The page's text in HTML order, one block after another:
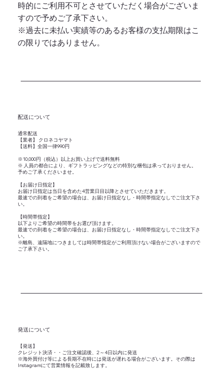
時的にご利用不可とさせていただく場合がございま
すので予めご了承下さい。
※過去に未払い実績等のあるお客様の支払期限はこ
の限りではありません。
​配送について
通常配送
【業者】 クロネコヤマト
【送料】全国一律990円
※10,000円（税込）以上お買い上げで送料無料
※ 人員の都合により、ギフトラッピングなどの特別な梱包は承っておりません。
予めご了承くださいませ。
【お届け日指定】
お届け日指定は当日を含めた4営業日目以降とさせていただきます。
最速での到着をご希望の場合は、お届け日指定なし・時間帯指定なしでご注文下さ
い。
【時間帯指定】
以下よりご希望の時間帯をお選び頂けます。
最速での到着をご希望の場合は、お届け日指定なし・時間帯指定なしでご注文下さ
い。
※離島、遠隔地につきましては時間帯指定がご利用頂けない場合がございますので
ご了承下さい。
​発送について
【発送】
クレジット決済・・ご注文確認後、2～4日以内に発送
※海外買付け等による長期不在時には発送が遅れる場合がございます。その際は
Instagramにて営業情報を記載致します。